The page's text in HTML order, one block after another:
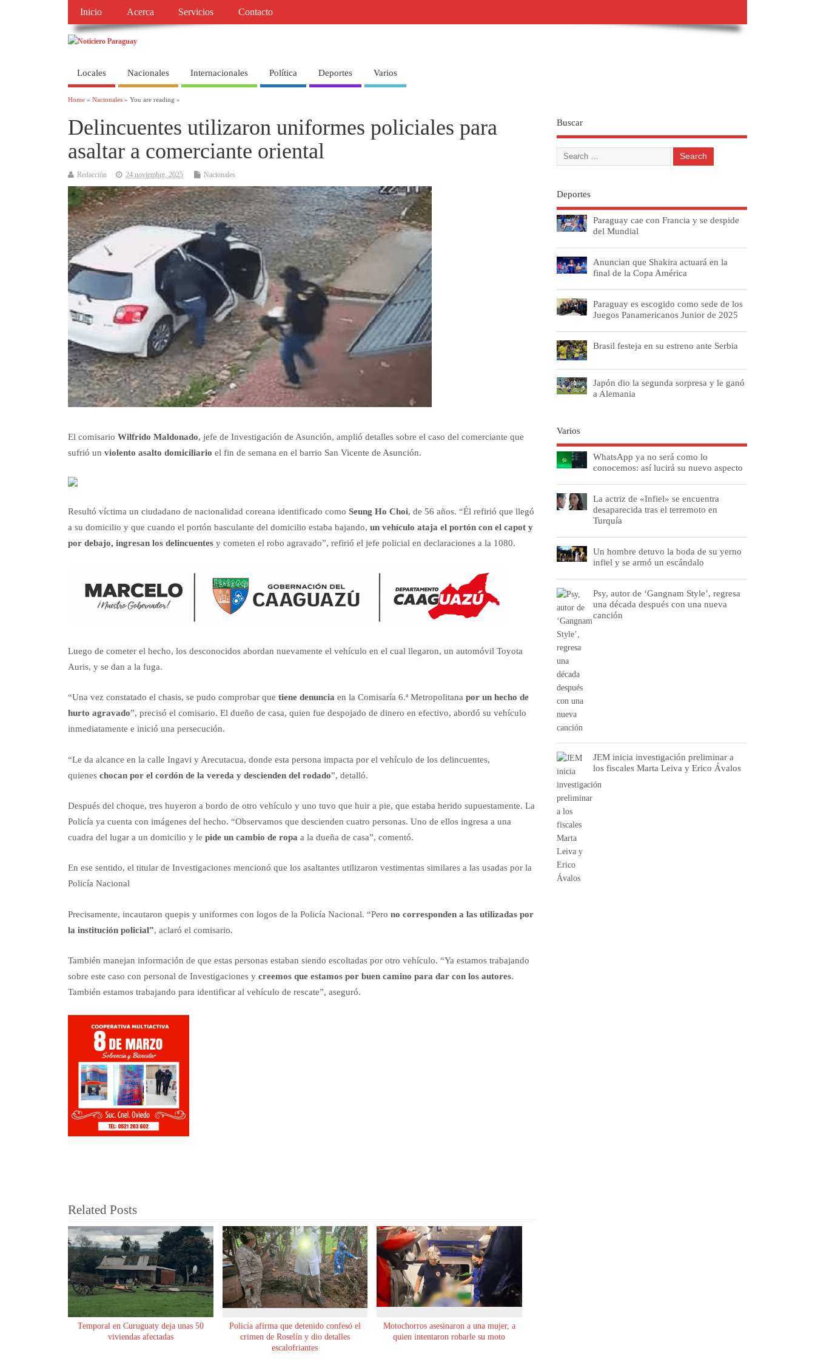
Inicio Acerca Servicios Contacto
Locales Nacionales Internacionales Política Deportes Varios
Home » Nacionales » You are reading »
Delincuentes utilizaron uniformes policiales para
asaltar a comerciante oriental
Redacción 24 noviembre, 2025 Nacionales
El comisario Wilfrido Maldonado, jefe de Investigación de Asunción, amplió detalles sobre el caso del comerciante que
sufrió un violento asalto domiciliario el fin de semana en el barrio San Vicente de Asunción.
Resultó víctima un ciudadano de nacionalidad coreana identificado como Seung Ho Choi, de 56 años. “Él refirió que llegó
a su domicilio y que cuando el portón basculante del domicilio estaba bajando, un vehículo ataja el portón con el capot y
por debajo, ingresan los delincuentes y cometen el robo agravado”, refirió el jefe policial en declaraciones a la 1080.
Luego de cometer el hecho, los desconocidos abordan nuevamente el vehículo en el cual llegaron, un automóvil Toyota
Auris, y se dan a la fuga.
“Una vez constatado el chasis, se pudo comprobar que tiene denuncia en la Comisaría 6.ª Metropolitana por un hecho de
hurto agravado”, precisó el comisario. El dueño de casa, quien fue despojado de dinero en efectivo, abordó su vehículo
inmediatamente e inició una persecución.
“Le da alcance en la calle Ingavi y Arecutacua, donde esta persona impacta por el vehículo de los delincuentes,
quienes chocan por el cordón de la vereda y descienden del rodado”, detalló.
Después del choque, tres huyeron a bordo de otro vehículo y uno tuvo que huir a pie, que estaba herido supuestamente. La
Policía ya cuenta con imágenes del hecho. “Observamos que descienden cuatro personas. Uno de ellos ingresa a una
cuadra del lugar a un domicilio y le pide un cambio de ropa a la dueña de casa”, comentó.
En ese sentido, el titular de Investigaciones mencionó que los asaltantes utilizaron vestimentas similares a las usadas por la
Policía Nacional
Precisamente, incautaron quepis y uniformes con logos de la Policía Nacional. “Pero no corresponden a las utilizadas por
la institución policial”, aclaró el comisario.
También manejan información de que estas personas estaban siendo escoltadas por otro vehículo. “Ya estamos trabajando
sobre este caso con personal de Investigaciones y creemos que estamos por buen camino para dar con los autores.
También estamos trabajando para identificar al vehículo de rescate”, aseguró.
Related Posts
Temporal en Curuguaty deja unas 50
viviendas afectadas
Policía afirma que detenido confesó el
crimen de Roselín y dio detalles
escalofriantes
Motochorros asesinaron a una mujer, a
quien intentaron robarle su moto
Buscar
Deportes
Paraguay cae con Francia y se despide
del Mundial
Anuncian que Shakira actuará en la
final de la Copa América
Paraguay es escogido como sede de los
Juegos Panamericanos Junior de 2025
Brasil festeja en su estreno ante Serbia
Japón dio la segunda sorpresa y le ganó
a Alemania
Varios
WhatsApp ya no será como lo
conocemos: así lucirá su nuevo aspecto
La actriz de «Infiel» se encuentra
desaparecida tras el terremoto en
Turquía
Un hombre detuvo la boda de su yerno
infiel y se armó un escándalo
Psy, autor de ‘Gangnam Style’, regresa
una década después con una nueva
canción
JEM inicia investigación preliminar a
los fiscales Marta Leiva y Erico Ávalos